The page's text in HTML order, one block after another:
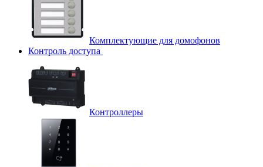
Комплектующие для домофонов
Контроль доступа
Контроллеры